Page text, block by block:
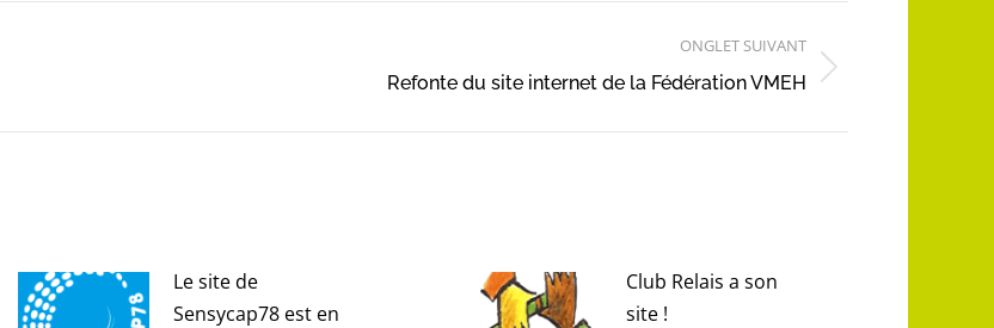
ONGLET SUIVANT
Refonte du site internet de la Fédération VMEH
Le site de
Sensycap78 est en
Club Relais a son
site !